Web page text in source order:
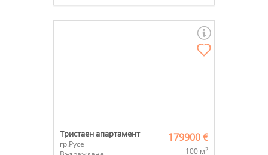
Тристаен апартамент
гр.Русе
179900 €
100 м2